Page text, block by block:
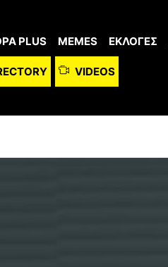
PLUS MEMES ΕΚΛΟΓΕΣ
VIDEOS